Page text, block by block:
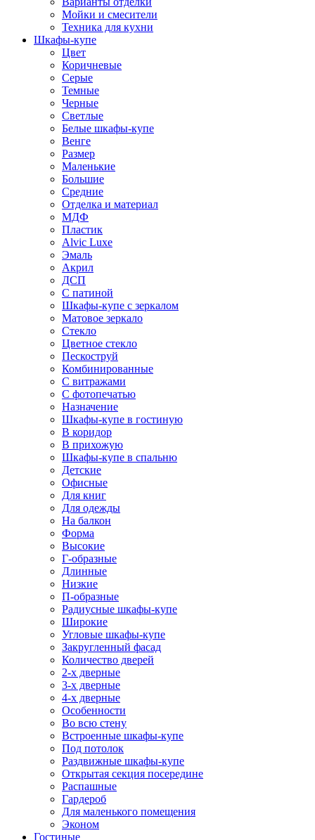
Мойки и смесители
Техника для кухни
Шкафы-купе
Цвет
Коричневые
Серые
Темные
Черные
Светлые
Белые шкафы-купе
Венге
Размер
Маленькие
Большие
Средние
Отделка и материал
МДФ
Пластик
Alvic Luxe
Эмаль
Акрил
ДСП
С патиной
Шкафы-купе с зеркалом
Матовое зеркало
Стекло
Цветное стекло
Пескоструй
Комбинированные
С витражами
С фотопечатью
Назначение
Шкафы-купе в гостиную
В коридор
В прихожую
Шкафы-купе в спальню
Детские
Офисные
Для книг
Для одежды
На балкон
Форма
Высокие
Г-образные
Длинные
Низкие
П-образные
Радиусные шкафы-купе
Широкие
Угловые шкафы-купе
Закругленный фасад
Количество дверей
2-х дверные
3-х дверные
4-х дверные
Особенности
Во всю стену
Встроенные шкафы-купе
Под потолок
Раздвижные шкафы-купе
Открытая секция посередине
Распашные
Гардероб
Для маленького помещения
Эконом
Гостиные